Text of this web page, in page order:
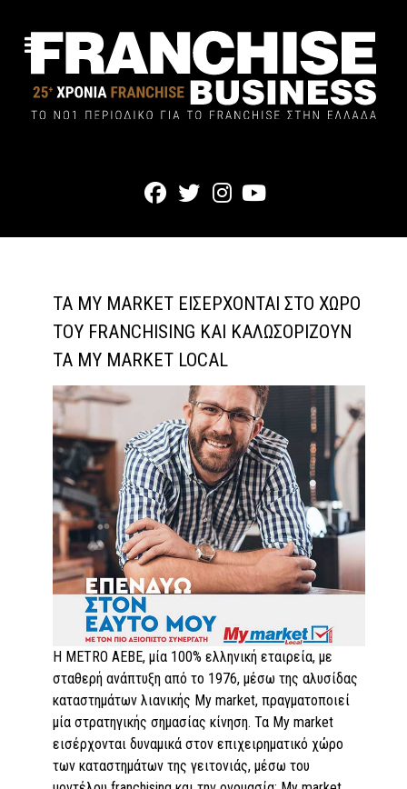
ΤΑ MY MARKET ΕΙΣΈΡΧΟΝΤΑΙ ΣΤΟ ΧΏΡΟ
ΤΟΥ FRANCHISING ΚΑΙ ΚΑΛΩΣΟΡΊΖΟΥΝ
ΤΑ MY MARKET LOCAL
Η METRO ΑΕΒΕ, μία 100% ελληνική εταιρεία, με
σταθερή ανάπτυξη από το 1976, μέσω της αλυσίδας
καταστημάτων λιανικής My market, πραγματοποιεί
μία στρατηγικής σημασίας κίνηση. Τα My market
εισέρχονται δυναμικά στον επιχειρηματικό χώρο
των καταστημάτων της γειτονιάς, μέσω του